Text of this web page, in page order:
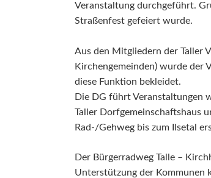
Veranstaltung durchgeführt.
Straßenfest gefeiert wurde.
Aus den Mitgliedern der Taller
Kirchengemeinden) wurde der
diese Funktion bekleidet.
Die DG führt Veranstaltungen
Taller Dorfgemeinschaftshaus
Rad-/Gehweg bis zum Ilsetal
Der Bürgerradweg Talle –
Unterstützung der Kommunen